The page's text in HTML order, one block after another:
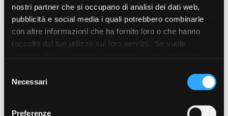
nostri partner che si occupano di analisi dei dati web,
pubblicità e social media i quali potrebbero combinarle
con altre informazioni che ha fornito loro o che hanno
raccolto dal tuo utilizzo sui loro servizi. Se vuole
cliccando sul tasto “Accetta i cookie”. Se non vuole i
cookie di profilazione può negare il consenso sul tasto
delNecessari
Preferenze
Comp. Mod. cm - R11, A+B+C